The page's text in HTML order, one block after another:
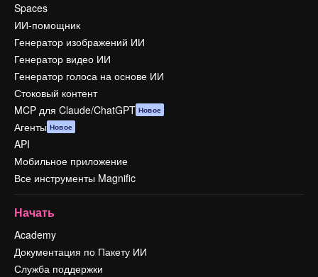
Spaces
ИИ-помощник
Генератор изображений ИИ
Генератор видео ИИ
Генератор голоса на основе ИИ
Стоковый контент
MCP для Claude/ChatGPT Новое
Агенты Новое
API
Мобильное приложение
Все инструменты Magnific
Начать
Academy
Документация по Пакету ИИ
Служба поддержки